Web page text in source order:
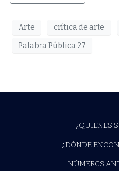
Arte crítica de arte
Palabra Pública 27
¿QUIÉNES
¿DÓNDE
NÚMEROS